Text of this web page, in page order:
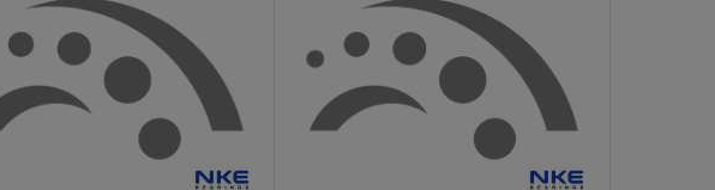
ШКИВ РЕМНЯ
Шкив ременной в виде
конической втулки